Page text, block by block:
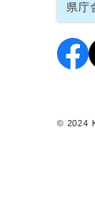
県庁
© 2024